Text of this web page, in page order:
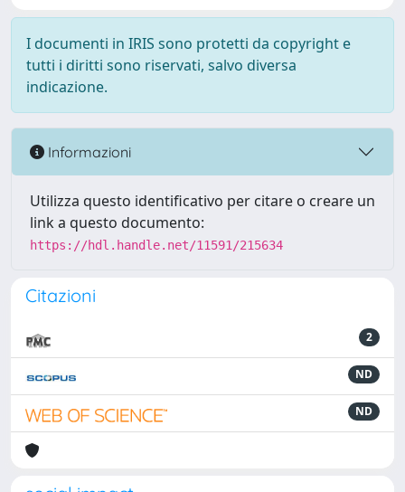
I documenti in IRIS sono protetti da copyright e
tutti i diritti sono riservati, salvo diversa
indicazione.
Informazioni
Utilizza questo identificativo per citare o creare un
link a questo documento:
https://hdl.handle.net/11591/215634
Citazioni
2
ND
ND